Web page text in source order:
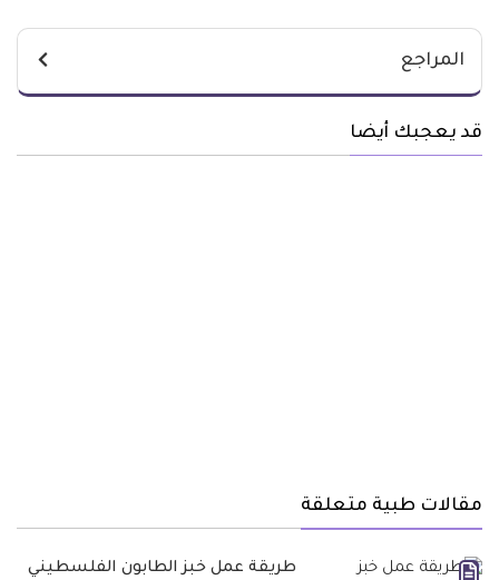
المراجع
قد يعجبك أيضا
مقالات طبية متعلقة
طريقة عمل خبز الطابون الفلسطيني